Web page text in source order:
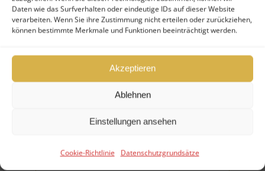
Daten wie das Surfverhalten oder eindeutige IDs auf dieser Website
verarbeiten. Wenn Sie ihre Zustimmung nicht erteilen oder zurückziehen,
können bestimmte Merkmale und Funktionen beeinträchtigt werden.
Akzeptieren
Ablehnen
Einstellungen ansehen
Cookie-Richtlinie Datenschutzgrundsätze
Firma